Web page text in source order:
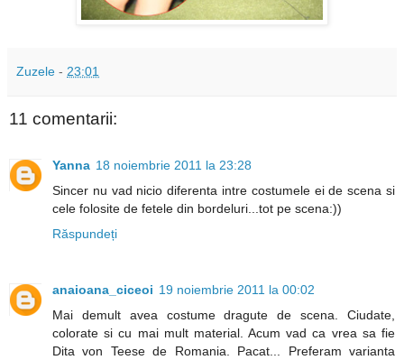
Zuzele - 23:01
11 comentarii:
Yanna 18 noiembrie 2011 la 23:28
Sincer nu vad nicio diferenta intre costumele ei de scena si
cele folosite de fetele din bordeluri...tot pe scena:))
Răspundeți
anaioana_ciceoi 19 noiembrie 2011 la 00:02
Mai demult avea costume dragute de scena. Ciudate,
colorate si cu mai mult material. Acum vad ca vrea sa fie
Dita von Teese de Romania. Pacat... Preferam varianta